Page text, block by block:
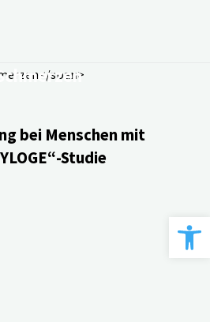
bei Menschen mit
Studie